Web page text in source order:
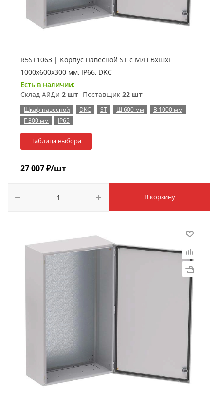
R5ST1063 | Корпус навесной ST с М/П ВxШxГ
1000x600x300 мм, IP66, DKC
Есть в наличии:
Склад АйДи 2 шт Поставщик 22 шт
Шкаф навесной DKC ST Ш 600 мм
В 1000 мм
Г 300 мм
IP65
Таблица выбора
27 007₽/шт
В корзину